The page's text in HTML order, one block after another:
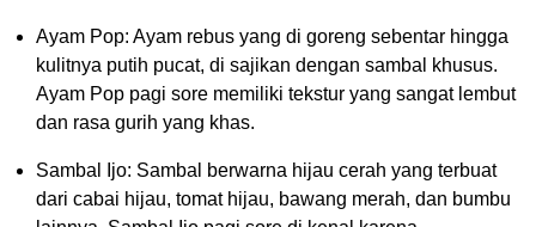
Ayam Pop: Ayam rebus yang di goreng sebentar hingga
kulitnya putih pucat, di sajikan dengan sambal khusus.
Ayam Pop pagi sore memiliki tekstur yang sangat lembut
dan rasa gurih yang khas.
Sambal Ijo: Sambal berwarna hijau cerah yang terbuat
dari cabai hijau, tomat hijau, bawang merah, dan bumbu